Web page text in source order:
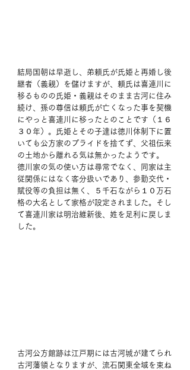
結局国朝は早逝し、弟頼氏が氏姫と再婚し後
継者（義親）を儲けますが、頼氏は喜連川に
移るものの氏姫・義親はそのまま古河に住み
続け、孫の尊信は頼氏が亡くなった事を契機
にやっと喜連川に移ったとのことです（１６
３０年）。氏姫とその子達は徳川体制下に置
いても公方家のプライドを捨てず、父祖伝来
の土地から離れる気は無かったようです。
徳川家の気の使い方は尋常でなく、同家は主
従関係にはなく客分扱いであり、参勤交代・
賦役等の負担は無く、５千石ながら１０万石
格の大名として家格が設定されました。そし
て喜連川家は明治維新後、姓を足利に戻しま
した。
古河公方館跡は江戸期には古河城が建てられ
古河藩領となりますが、流石関東全域を束ね